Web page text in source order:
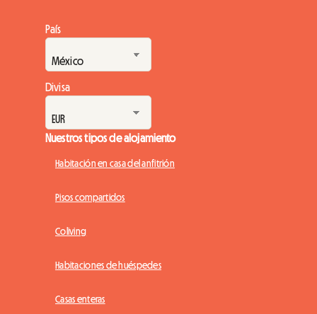
País
Divisa
Nuestros tipos de alojamiento
Habitación en casa del anfitrión
Pisos compartidos
Coliving
Habitaciones de huéspedes
Casas enteras